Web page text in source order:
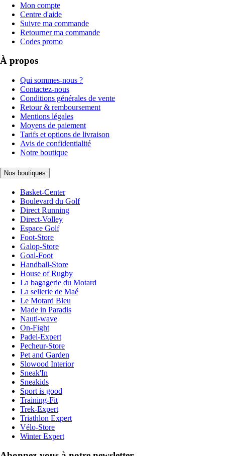
Mon compte
Centre d'aide
Suivre ma commande
Retourner ma commande
Codes promo
À propos
Qui sommes-nous ?
Contactez-nous
Conditions générales de vente
Retour & remboursement
Mentions légales
Moyens de paiement
Tarifs et options de livraison
Avis de confidentialité
Notre boutique
Nos boutiques
Basket-Center
Boulevard du Golf
Direct Running
Direct-Volley
Espace Golf
Foot-Store
Galop-Store
Goal-Foot
Handball-Store
House of Rugby
La bagagerie du Motard
La sellerie de Maé
Le Motard Bleu
Made in Paradis
Nauti-wave
On-Fight
Padel-Expert
Pecheur-Store
Pet and Garden
Slowood Interior
Sneak'In
Sneakids
Sport is good
Training-Fit
Trek-Expert
Triathlon Expert
Vélo-Store
Winter Expert